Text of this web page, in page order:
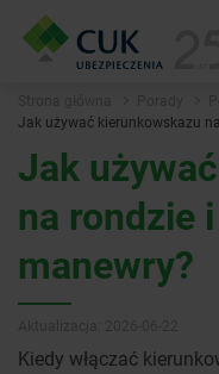
Jak używać kierunkowskazu
Jak
na rondzie
manewry?
Kiedy włączać